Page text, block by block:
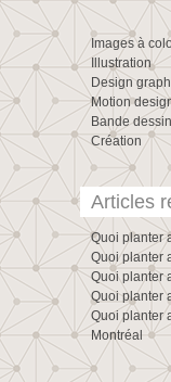
Images à
Illustration
Design
Motion
Bande
Création
Articles
Quoi planter
Quoi planter
Quoi planter
Quoi planter
Quoi planter
Montréal